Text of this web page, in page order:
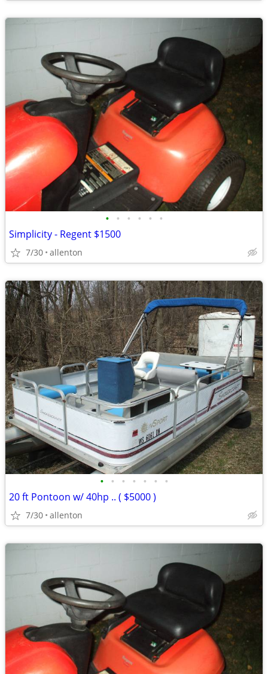
• • • • • •
Simplicity - Regent $1500
7/30 allenton
• • • • • • •
20 ft Pontoon w/ 40hp .. ( $5000 )
7/30 allenton